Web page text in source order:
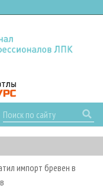
импорт бревен в